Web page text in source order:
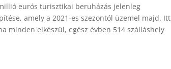
eurós turisztikai beruházás jelenleg
amely a 2021-es szezontól üzemel majd. Itt
minden elkészül, egész évben 514 szálláshely